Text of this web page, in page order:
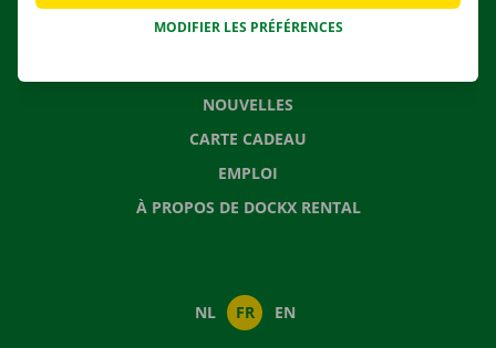
CONTACTEZ NOUS
NOUVELLES
CARTE CADEAU
EMPLOI
À PROPOS DE DOCKX RENTAL
NL FR EN
MODIFIER LES PRÉFÉRENCES